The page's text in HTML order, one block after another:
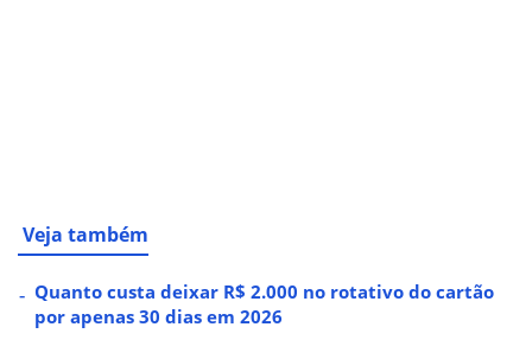
Veja também
Quanto custa deixar R$ 2.000 no rotativo do cartão
por apenas 30 dias em 2026